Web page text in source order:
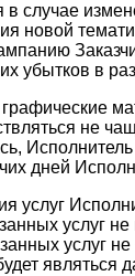
новой
убытков в
не
дней
услуг
услуг
являться